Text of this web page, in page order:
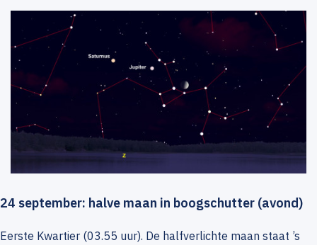
24 september: halve maan in boogschutter (avond)
Eerste Kwartier (03.55 uur). De halfverlichte maan staat ’s